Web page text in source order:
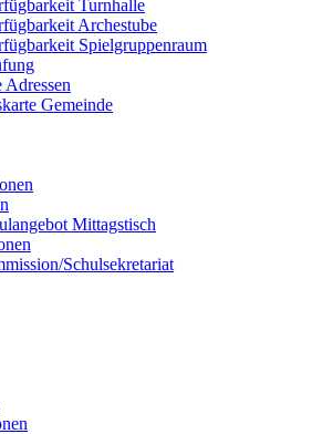
Turnhalle
Archestube
Spielgruppenraum
Gemeinde
Mittagstisch
Schulsekretariat